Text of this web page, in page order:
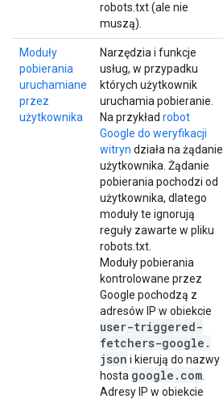
robots.txt (ale nie
muszą).
Moduły
pobierania
uruchamiane
przez
użytkownika
Narzędzia i funkcje
usług, w przypadku
których użytkownik
uruchamia pobieranie.
Na przykład robot
Google do weryfikacji
witryn działa na żądanie
użytkownika. Żądanie
pobierania pochodzi od
użytkownika, dlatego
moduły te ignorują
reguły zawarte w pliku
robots.txt.
Moduły pobierania
kontrolowane przez
Google pochodzą z
adresów IP w obiekcie
user-triggered-
fetchers-google .
json i kierują do nazwy
hosta google . com
Adresy IP w obiekcie